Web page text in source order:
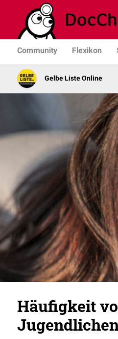
Community Flexikon
Gelbe Liste Online
Häufigkeit